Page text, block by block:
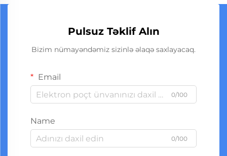
Pulsuz Təklif Alın
Bizim nümayəndəmiz sizinlə əlaqə saxlayacaq.
Email
0/100
Name
0/100